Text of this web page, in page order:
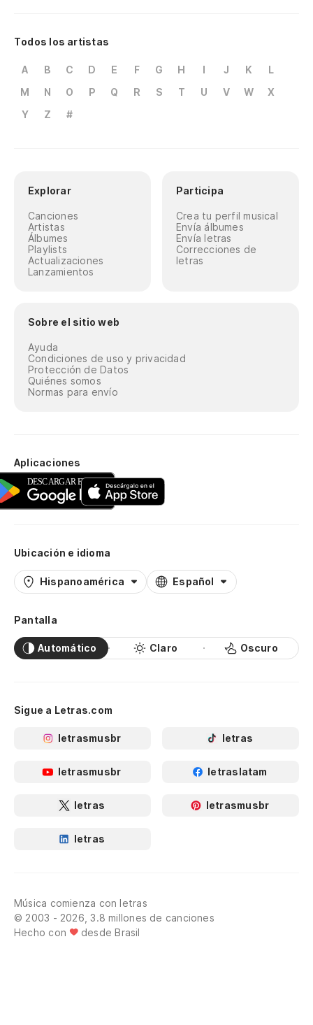
Todos los artistas
A B C D E F G H I J K
L
M
N O P Q R S T U V W
X
Y
Z #
Explorar
Canciones
Artistas
Álbumes
Playlists
Actualizaciones
Lanzamientos
Participa
Crea tu perfil musical
Envía álbumes
Envía letras
Correcciones de
letras
Sobre el sitio web
Ayuda
Condiciones de uso y privacidad
Protección de Datos
Quiénes somos
Normas para envío
Aplicaciones
Ubicación e idioma
Hispanoamérica Español
Pantalla
Automático Claro Oscuro
Sigue a Letras.com
letrasmusbr letras
letrasmusbr letraslatam
letras letrasmusbr
letras
Música comienza con letras
© 2003 - 2026, 3.8 millones de canciones
Hecho con
desde Brasil